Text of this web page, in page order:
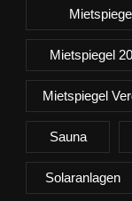
Mietspiegel
Mietspiegel
Sauna
Solaranlagen